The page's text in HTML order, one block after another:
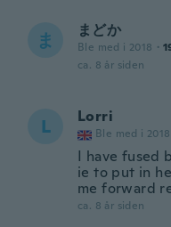
ま まどか
Ble med i 2018 ·
ca. 8 år siden
L Lorri
Ble med i 2018
I have fused
ie to put in
me forward
ca. 8 år siden